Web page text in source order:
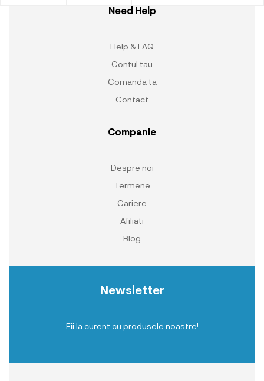
Need Help
Help & FAQ
Contul tau
Comanda ta
Contact
Companie
Despre noi
Termene
Cariere
Afiliati
Blog
Newsletter
Fii la curent cu produsele noastre!